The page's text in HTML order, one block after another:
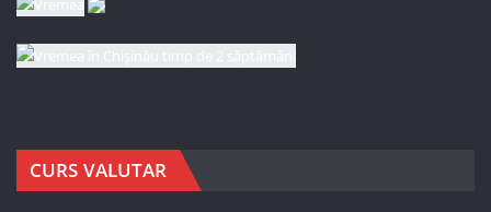
CURS VALUTAR